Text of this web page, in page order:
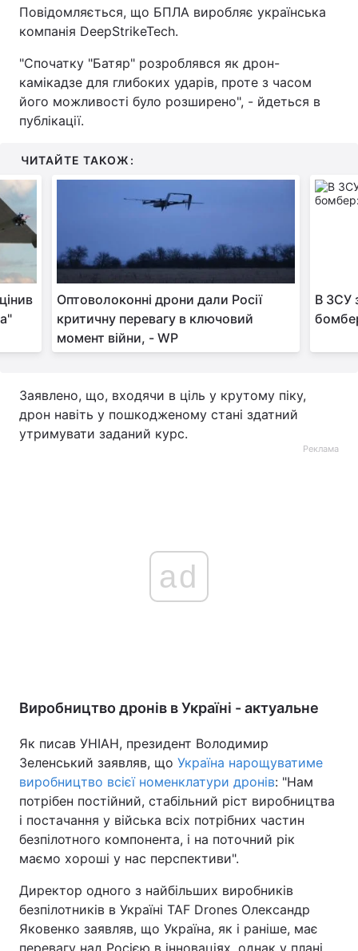
Повідомляється, що БПЛА виробляє українська
компанія DeepStrikeTech.
"Спочатку "Батяр" розроблявся як дрон-
камікадзе для глибоких ударів, проте з часом
його можливості було розширено", - йдеться в
публікації.
ЧИТАЙТЕ ТАКОЖ:
Оптоволоконні дрони дали Росії
критичну перевагу в ключовий
момент війни, - WP
В ЗСУ
Заявлено, що, входячи в ціль у крутому піку,
дрон навіть у пошкодженому стані здатний
утримувати заданий курс.
Реклама
ad
Виробництво дронів в Україні - актуальне
Як писав УНІАН, президент Володимир
Зеленський заявляв, що Україна нарощуватиме
виробництво всієї номенклатури дронів: "Нам
потрібен постійний, стабільний ріст виробництва
і постачання у війська всіх потрібних частин
безпілотного компонента, і на поточний рік
маємо хороші у нас перспективи".
Директор одного з найбільших виробників
безпілотників в Україні TAF Drones Олександр
Яковенко заявляв, що Україна, як і раніше, має
перевагу над Росією в інноваціях, однак у плані